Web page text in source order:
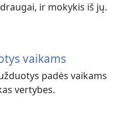
ir mokykis iš jų.
vaikams
padės vaikams
vertybes.